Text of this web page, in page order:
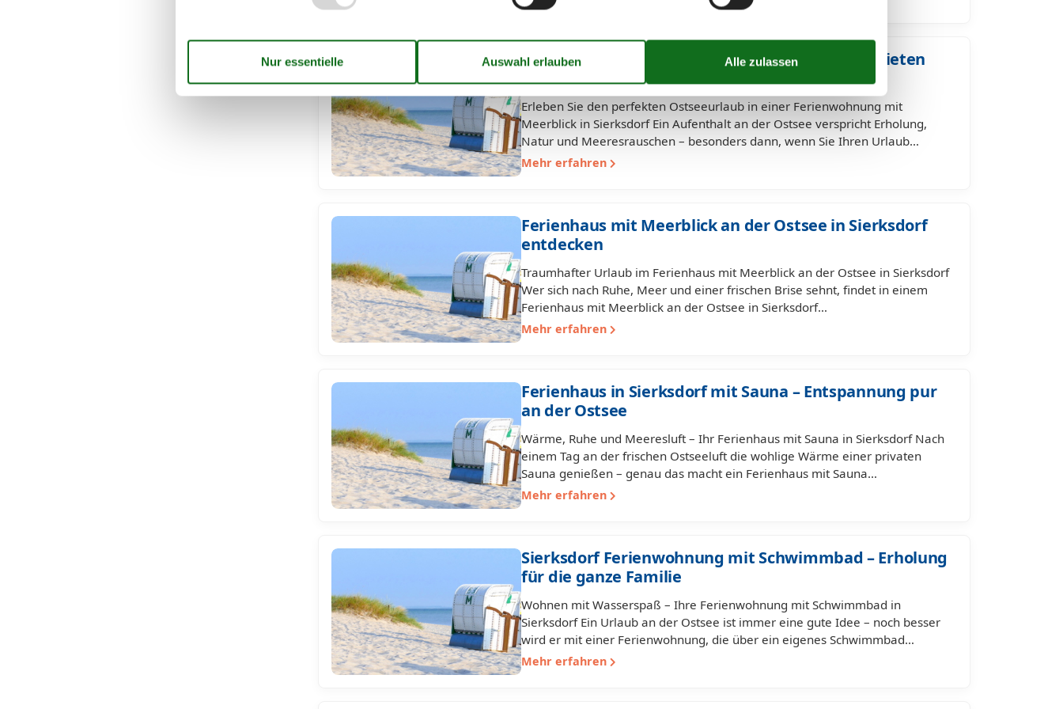
Ferienwohnung mit Ostseeblick in Sierksdorf mieten
und entspannen
Erleben Sie den perfekten Ostseeurlaub in einer Ferienwohnung mit
Meerblick in Sierksdorf Ein Aufenthalt an der Ostsee verspricht Erholung,
Natur und Meeresrauschen – besonders dann, wenn Sie Ihren Urlaub…
Mehr erfahren
Ferienhaus mit Meerblick an der Ostsee in Sierksdorf
entdecken
Traumhafter Urlaub im Ferienhaus mit Meerblick an der Ostsee in Sierksdorf
Wer sich nach Ruhe, Meer und einer frischen Brise sehnt, findet in einem
Ferienhaus mit Meerblick an der Ostsee in Sierksdorf…
Mehr erfahren
Ferienhaus in Sierksdorf mit Sauna – Entspannung pur
an der Ostsee
Wärme, Ruhe und Meeresluft – Ihr Ferienhaus mit Sauna in Sierksdorf Nach
einem Tag an der frischen Ostseeluft die wohlige Wärme einer privaten
Sauna genießen – genau das macht ein Ferienhaus mit Sauna…
Mehr erfahren
Sierksdorf Ferienwohnung mit Schwimmbad – Erholung
für die ganze Familie
Wohnen mit Wasserspaß – Ihre Ferienwohnung mit Schwimmbad in
Sierksdorf Ein Urlaub an der Ostsee ist immer eine gute Idee – noch besser
wird er mit einer Ferienwohnung, die über ein eigenes Schwimmbad…
Mehr erfahren